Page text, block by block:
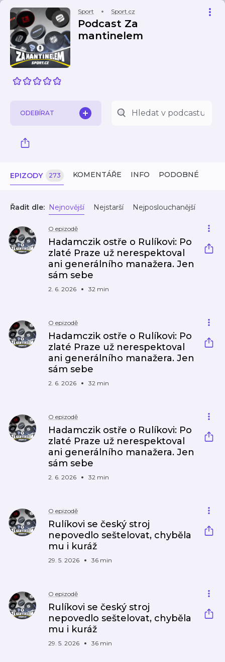
Sport Sport.cz
Podcast Za
mantinelem
ODEBÍRAT
EPIZODY 273 KOMENTÁŘE INFO PODOBNÉ
Řadit dle: Nejnovější Nejstarší Nejposlouchanější
O epizodě
Hadamczik ostře o Rulíkovi: Po
zlaté Praze už nerespektoval
ani generálního manažera. Jen
sám sebe
2. 6. 2026 32 min
O epizodě
Hadamczik ostře o Rulíkovi: Po
zlaté Praze už nerespektoval
ani generálního manažera. Jen
sám sebe
2. 6. 2026 32 min
O epizodě
Hadamczik ostře o Rulíkovi: Po
zlaté Praze už nerespektoval
ani generálního manažera. Jen
sám sebe
2. 6. 2026 32 min
O epizodě
Rulíkovi se český stroj
nepovedlo seštelovat, chyběla
mu i kuráž
29. 5. 2026 36 min
O epizodě
Rulíkovi se český stroj
nepovedlo seštelovat, chyběla
mu i kuráž
29. 5. 2026 36 min